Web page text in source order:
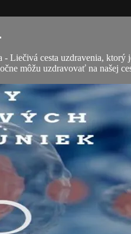
cesta uzdravenia,
môžu uzdravovať na našej